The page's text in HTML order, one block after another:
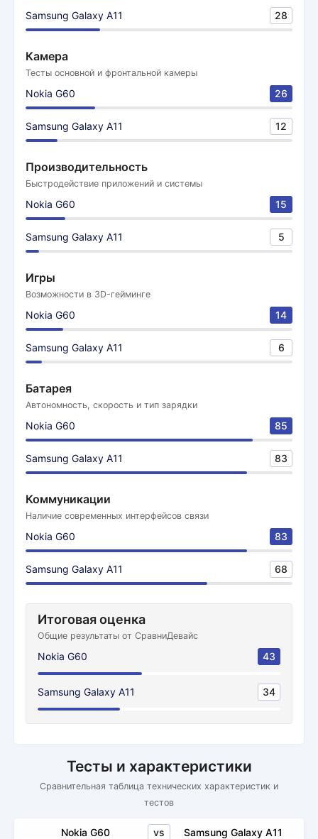
Samsung Galaxy A11 28
Камера
Тесты основной и фронтальной камеры
Nokia G60 26
Samsung Galaxy A11 12
Производительность
Быстродействие приложений и системы
Nokia G60 15
Samsung Galaxy A11 5
Игры
Возможности в 3D-гейминге
Nokia G60 14
Samsung Galaxy A11 6
Батарея
Автономность, скорость и тип зарядки
Nokia G60 85
Samsung Galaxy A11 83
Коммуникации
Наличие современных интерфейсов связи
Nokia G60 83
Samsung Galaxy A11 68
Итоговая оценка
Общие результаты от СравниДевайс
Nokia G60 43
Samsung Galaxy A11 34
Тесты и характеристики
Сравнительная таблица технических характеристик и
тестов
Nokia G60 vs Samsung Galaxy A11